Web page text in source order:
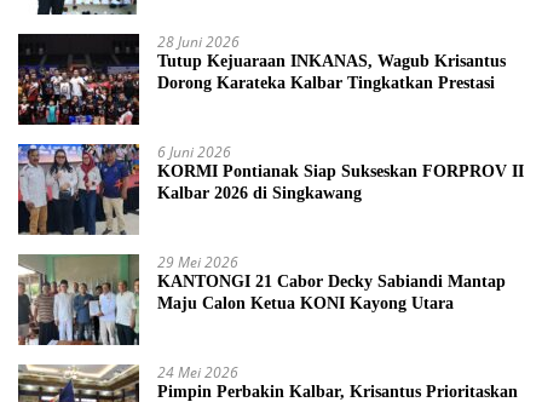
28 Juni 2026
Tutup Kejuaraan INKANAS, Wagub Krisantus
Dorong Karateka Kalbar Tingkatkan Prestasi
6 Juni 2026
KORMI Pontianak Siap Sukseskan FORPROV II
Kalbar 2026 di Singkawang
29 Mei 2026
KANTONGI 21 Cabor Decky Sabiandi Mantap
Maju Calon Ketua KONI Kayong Utara
24 Mei 2026
Pimpin Perbakin Kalbar, Krisantus Prioritaskan